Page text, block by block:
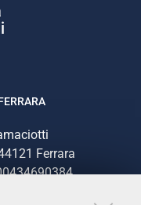
Ferrara